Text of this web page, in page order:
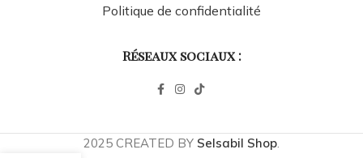
Politique de confidentialité
Réseaux sociaux :
2025 CREATED BY Selsabil Shop.